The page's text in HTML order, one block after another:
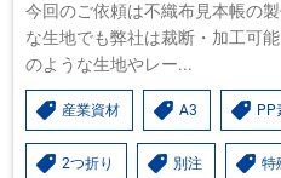
今回のご依頼は不織布見本帳の
な生地でも弊社は裁断・加工可
のような生地やレー...
産業資材 A3 PP
2つ折り 別注 特